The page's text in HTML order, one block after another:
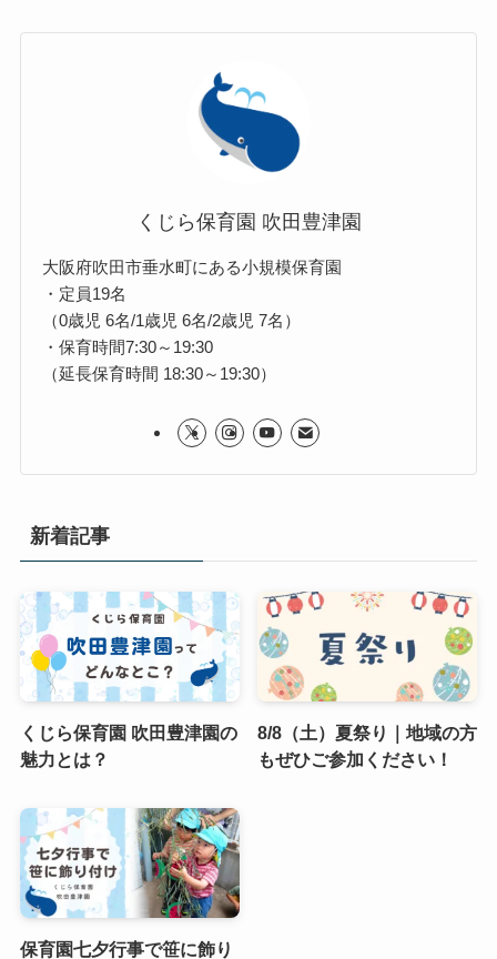
くじら保育園 吹田豊津園
大阪府吹田市垂水町にある小規模保育園
・定員19名
（0歳児 6名/1歳児 6名/2歳児 7名）
・保育時間7:30～19:30
（延長保育時間 18:30～19:30）
新着記事
くじら保育園 吹田豊津園の
魅力とは？
8/8（土）夏祭り｜地域の方
もぜひご参加ください！
保育園七夕行事で笹に飾り